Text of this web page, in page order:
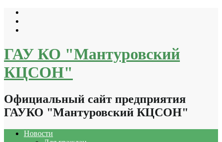
Перейти
содержимому
ГАУ КО "Мантуровский
КЦСОН"
Официальный сайт предприятия
ГАУКО "Мантуровский КЦСОН"
Новости